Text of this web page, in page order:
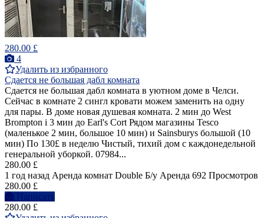
280.00 £
4
Удалить из избранного
Сдается не большая дабл комната
Сдается не большая дабл комната в уютном доме в Челси.
Сейчас в комнате 2 сингл кровати можем заменить на одну
для пары. В доме новая душевая комната. 2 мин до West
Brompton i 3 мин до Earl's Cort Рядом магазины Tesco
(маленькое 2 мин, большое 10 мин) и Sainsburys большой (10
мин) По 130£ в неделю Чистый, тихий дом с каждонедельной
генеральной уборкой. 07984...
280.00 £
1 год назад Аренда комнат Double Б/у Аренда 692 Просмотров
280.00 £
Написать
280.00 £